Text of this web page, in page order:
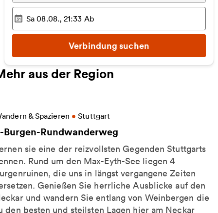
Ausgewählter Zeitpunkt
Sa 08.08., 21:33 Ab
Verbindung suchen
aus der Region
& Spazieren • Stuttgart
Burgen-Rundwanderweg
sie eine der reizvollsten Gegenden Stuttgarts
Rund um den Max-Eyth-See liegen 4
die uns in längst vergangene Zeiten
Genießen Sie herrliche Ausblicke auf den
und wandern Sie entlang von Weinbergen die
den besten und steilsten Lagen hier am Neckar
Informationen zu 4-Burgen-Rundwanderweg